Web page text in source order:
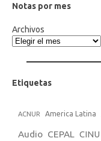
Notas por mes
Archivos
Etiquetas
ACNUR America Latina
Audio CEPAL CINU